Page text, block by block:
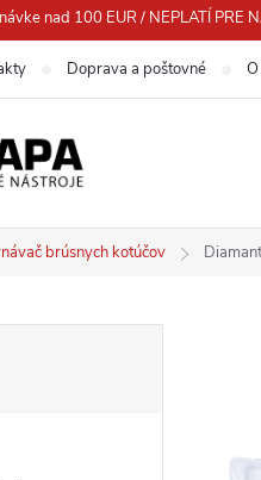
nad 100 EUR / NEPLATÍ PRE
Doprava a poštovné
brúsnych kotúčov